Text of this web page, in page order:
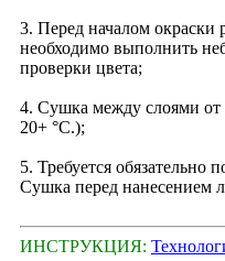
3. Перед началом окраски
необходимо выполнить
проверки цвета;
4. Сушка между слоями от
20+ °С.);
5. Требуется обязательно
Сушка перед нанесением
ИНСТРУКЦИЯ: